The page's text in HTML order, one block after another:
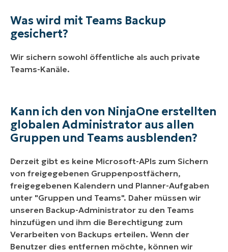
Was wird mit Teams Backup
gesichert?
Wir sichern sowohl öffentliche als auch private
Teams-Kanäle.
Kann ich den von NinjaOne erstellten
globalen Administrator aus allen
Gruppen und Teams ausblenden?
Derzeit gibt es keine Microsoft-APIs zum Sichern
von freigegebenen Gruppenpostfächern,
freigegebenen Kalendern und Planner-Aufgaben
unter "Gruppen und Teams". Daher müssen wir
unseren Backup-Administrator zu den Teams
hinzufügen und ihm die Berechtigung zum
Verarbeiten von Backups erteilen. Wenn der
Benutzer dies entfernen möchte, können wir